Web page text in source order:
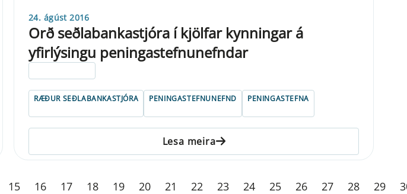
24. ágúst 2016
Orð seðlabankastjóra í kjölfar kynningar á
yfirlýsingu peningastefnunefndar
RÆÐUR SEÐLABANKASTJÓRA PENINGASTEFNUNEFND PENINGASTEFNA
Lesa meira
15 16 17 18 19 20 21 22 23 24 25 26 27 28 29